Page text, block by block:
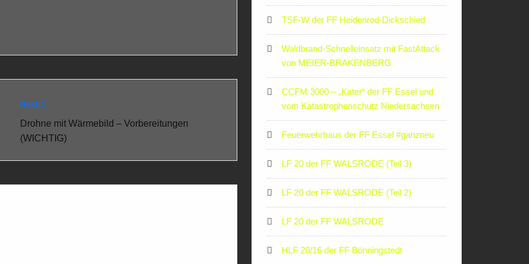
Next:
Drohne mit Wärmebild – Vorbereitungen
(WICHTIG)
TSF-W der FF Heidenrod-Dickschied
Waldbrand-Schnelleinsatz mit FastAttack
von MEIER-BRAKENBERG
CCFM 3000 – „Kater“ der FF Essel und
vom Katastrophenschutz Niedersachsen
Feuerwehrhaus der FF Essel #ganzneu
LF 20 der FF WALSRODE (Teil 3)
LF 20 der FF WALSRODE (Teil 2)
LF 20 der FF WALSRODE
HLF 20/16 der FF Bönningstedt